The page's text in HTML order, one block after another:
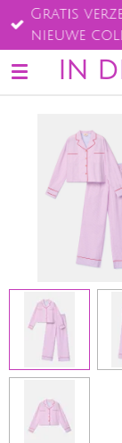
Ga
direct
naar
de
IN
Gratis
nieuwe